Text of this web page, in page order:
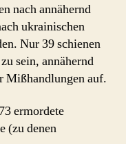
nach annähernd
ukrainischen
Nur 39 schienen
sein, annähernd
Mißhandlungen auf.
ermordete
(zu denen